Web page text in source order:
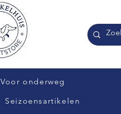
Voor onderweg
Seizoensartikelen